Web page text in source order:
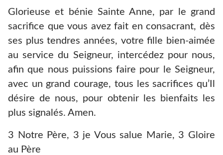
Glorieuse et bénie Sainte Anne, par le grand
sacrifice que vous avez fait en consacrant, dès
ses plus tendres années, votre fille bien-aimée
au service du Seigneur, intercédez pour nous,
afin que nous puissions faire pour le Seigneur,
avec un grand courage, tous les sacrifices qu’Il
désire de nous, pour obtenir les bienfaits les
plus signalés. Amen.
3 Notre Père, 3 je Vous salue Marie, 3 Gloire
au Père